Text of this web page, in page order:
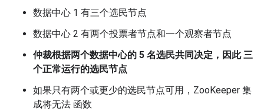
数据中心 1 有三个选民节点
数据中心 2 有两个投票者节点和一个观察者节点
仲裁根据两个数据中心的 5 名选民共同决定，因此 三
个正常运行的选民节点
如果只有两个或更少的选民节点可用，ZooKeeper 集
成将无法 函数